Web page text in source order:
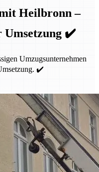
Heilbronn –
Umsetzung ✔️
Umzugsunternehmen
✔️